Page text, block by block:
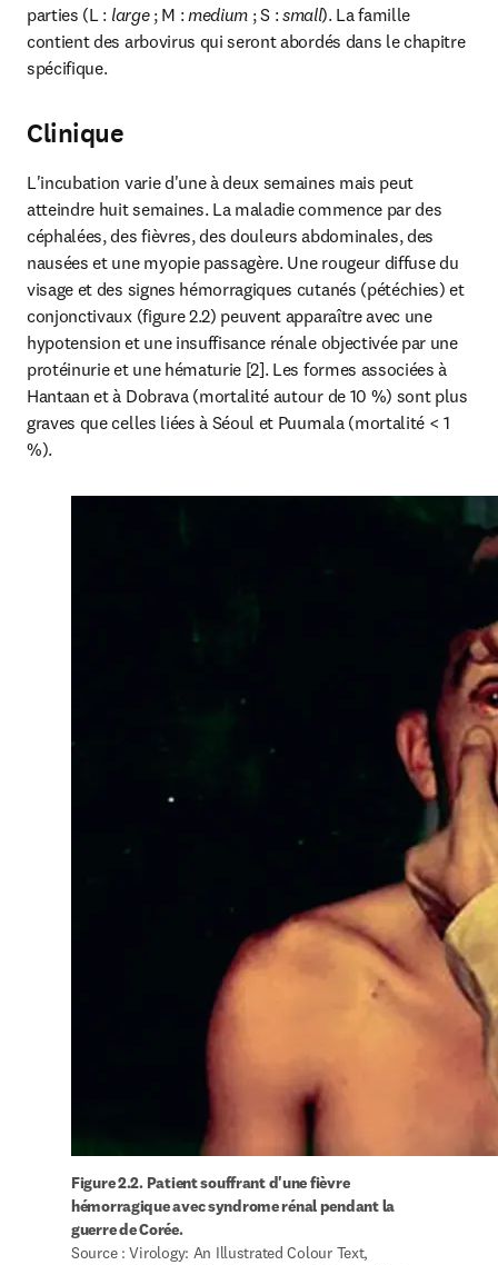
parties (L : large ; M : medium ; S : small). La famille
contient des arbovirus qui seront abordés dans le chapitre
spécifique.
Clinique
L'incubation varie d'une à deux semaines mais peut
atteindre huit semaines. La maladie commence par des
céphalées, des fièvres, des douleurs abdominales, des
nausées et une myopie passagère. Une rougeur diffuse du
visage et des signes hémorragiques cutanés (pétéchies) et
conjonctivaux (figure 2.2) peuvent apparaître avec une
hypotension et une insuffisance rénale objectivée par une
protéinurie et une hématurie [2]. Les formes associées à
Hantaan et à Dobrava (mortalité autour de 10 %) sont plus
graves que celles liées à Séoul et Puumala (mortalité < 1
%).
Figure 2.2. Patient souffrant d'une fièvre
hémorragique avec syndrome rénal pendant la
guerre de Corée.
Source : Virology: An Illustrated Colour Text,